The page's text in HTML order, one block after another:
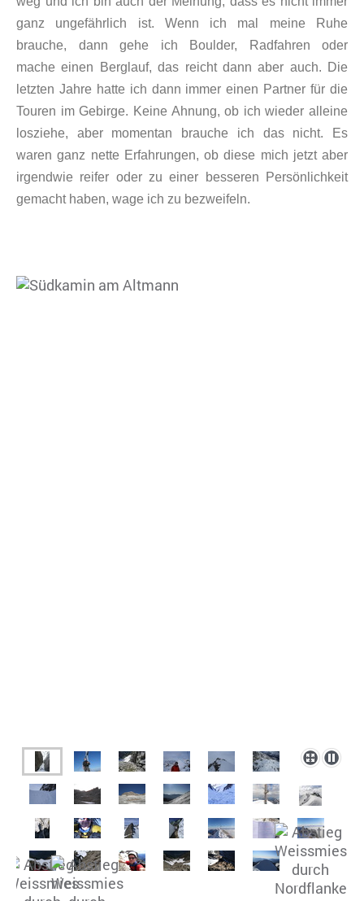
ganz ungefährlich ist. Wenn ich mal meine Ruhe
brauche, dann gehe ich Boulder, Radfahren oder
mache einen Berglauf, das reicht dann aber auch. Die
letzten Jahre hatte ich dann immer einen Partner für die
Touren im Gebirge. Keine Ahnung, ob ich wieder alleine
losziehe, aber momentan brauche ich das nicht. Es
waren ganz nette Erfahrungen, ob diese mich jetzt aber
irgendwie reifer oder zu einer besseren Persönlichkeit
gemacht haben, wage ich zu bezweifeln.